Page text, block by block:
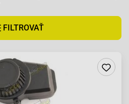
FILTROVAŤ